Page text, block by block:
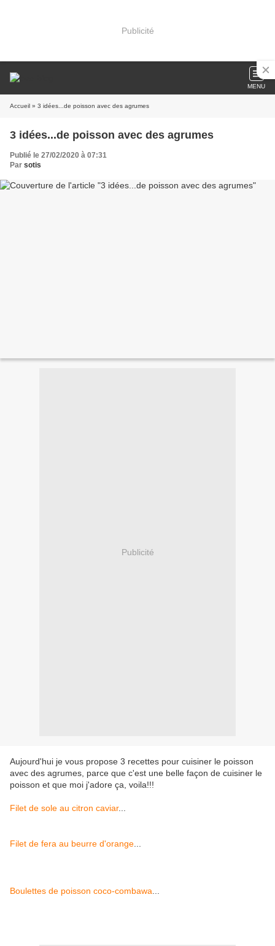
Publicité
MENU
Accueil » 3 idées...de poisson avec des agrumes
3 idées...de poisson avec des agrumes
Publié le 27/02/2020 à 07:31
Par sotis
Publicité
Aujourd'hui je vous propose 3 recettes pour cuisiner le poisson
avec des agrumes, parce que c'est une belle façon de cuisiner le
poisson et que moi j'adore ça, voila!!!
Filet de sole au citron caviar...
Filet de fera au beurre d'orange
Boulettes de poisson coco-combawa